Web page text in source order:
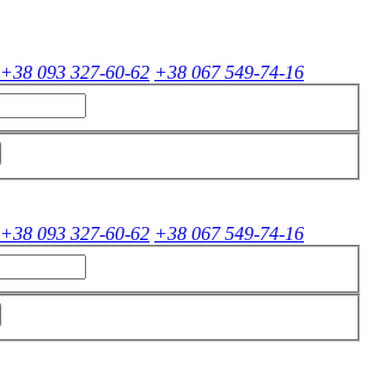
+38 093 327-60-62 +38 067 549-74-16
+38 093 327-60-62 +38 067 549-74-16